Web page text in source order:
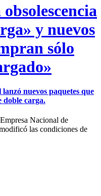
y nuevos
sólo
nuevos paquetes que
doble carga.
Nacional de
las condiciones de